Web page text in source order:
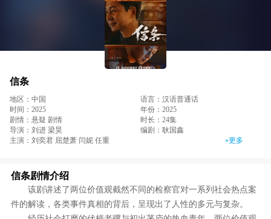
信条
地区：中国
语言：汉语普通话
时间：2025
年份：2025
剧情：悬疑 剧情
时长：24集
导演：刘进 梁昊
编剧：耿国鑫
主演：刘奕君 屈楚萧 闫妮 任重
»更多
信条剧情介绍
该剧讲述了两位价值观截然不同的检察官对一系列社会热点案
件的解读，各类事件真相的背后，呈现出了人性的多元与复杂。